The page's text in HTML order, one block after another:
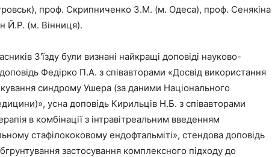
проф. Скрипниченко З.М. (м. Одеса), проф. Сенякіна
Й.Р. (м. Вінниця).
З'їзду були визнані найкращі доповіді науково-
Федірко П.А. з співавторами «Досвід використання
синдрому Ушера (за даними Національного
усна доповідь Кирильців Н.Б. з співавторами
в комбінації з інтравітреальним введенням
стафілококовому ендофтальміті», стендова доповідь
застосування комплексного підходу до